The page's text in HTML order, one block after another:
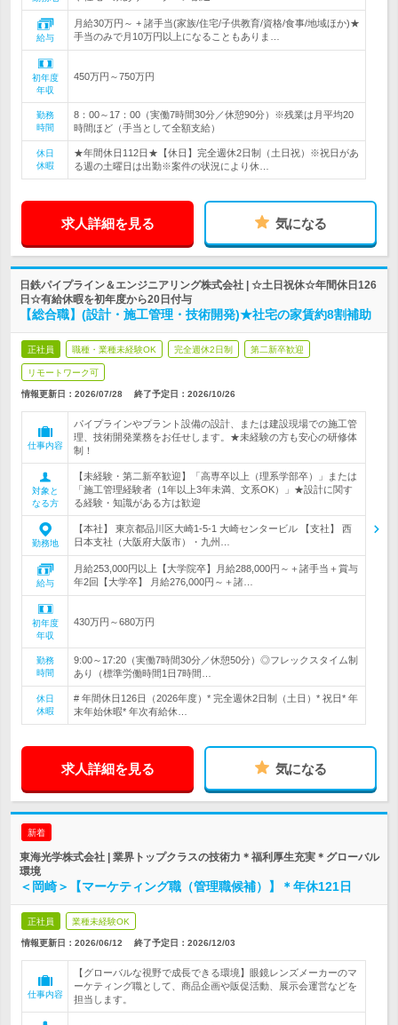
給与
月給30万円～ + 諸手当(家族/住宅/子供教育/資格/食事/地域ほか)★
手当のみで月10万円以上になることもありま…
初年度
年収
450万円～750万円
勤務
時間
8：00～17：00（実働7時間30分／休憩90分）※残業は月平均20
時間ほど（手当として全額支給）
休日
休暇
★年間休日112日★【休日】完全週休2日制（土日祝）※祝日があ
る週の土曜日は出勤※案件の状況により休…
求人詳細を見る 気になる
日鉄パイプライン＆エンジニアリング株式会社 | ☆土日祝休☆年間休日126
日☆有給休暇を初年度から20日付与
【総合職】(設計・施工管理・技術開発)★社宅の家賃約8割補助
正社員 職種・業種未経験OK 完全週休2日制 第二新卒歓迎
リモートワーク可
情報更新日：2026/07/28 終了予定日： 2026/10/26
仕事内容
パイプラインやプラント設備の設計、または建設現場での施工管
理、技術開発業務をお任せします。★未経験の方も安心の研修体
制！
対象と
なる方
【未経験・第二新卒歓迎】「高専卒以上（理系学部卒）」または
「施工管理経験者（1年以上3年未満、文系OK）」★設計に関す
る経験・知識がある方は歓迎
勤務地
【本社】 東京都品川区大崎1-5-1 大崎センタービル 【支社】 西
日本支社（大阪府大阪市）・九州…
給与
月給253,000円以上【大学院卒】月給288,000円～＋諸手当＋賞与
年2回【大学卒】 月給276,000円～＋諸…
初年度
年収
430万円～680万円
勤務
時間
9:00～17:20（実働7時間30分／休憩50分）◎フレックスタイム制
あり（標準労働時間1日7時間…
休日
休暇
# 年間休日126日（2026年度）* 完全週休2日制（土日）* 祝日* 年
末年始休暇* 年次有給休…
求人詳細を見る 気になる
新着
東海光学株式会社 | 業界トップクラスの技術力＊福利厚生充実＊グローバル
環境
＜岡崎＞【マーケティング職（管理職候補）】＊年休121日
正社員 業種未経験OK
情報更新日：2026/06/12 終了予定日： 2026/12/03
仕事内容
【グローバルな視野で成長できる環境】眼鏡レンズメーカーのマ
ーケティング職として、商品企画や販促活動、展示会運営などを
担当します。